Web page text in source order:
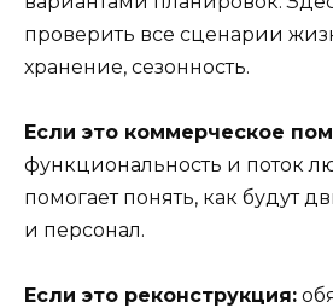
проверить все сценарии
хранение, сезонность.
Если это коммерческое
функциональность и поток
помогает понять, как будут
и персонал.
Если это реконструкция: